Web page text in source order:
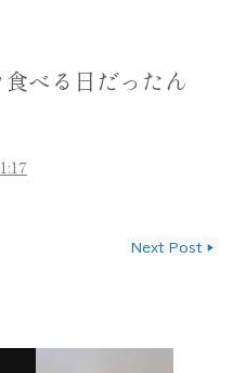
べる日だったん
Next Post ▶